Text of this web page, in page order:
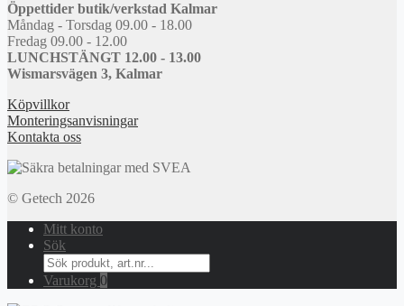
Öppettider butik/verkstad Kalmar
Måndag - Torsdag 09.00 - 18.00
Fredag 09.00 - 12.00
LUNCHSTÄNGT 12.00 - 13.00
Wismarsvägen 3, Kalmar
Köpvillkor
Monteringsanvisningar
Kontakta oss
© Getech 2026
Mitt konto
Sök
Search
for:
Varukorg 0